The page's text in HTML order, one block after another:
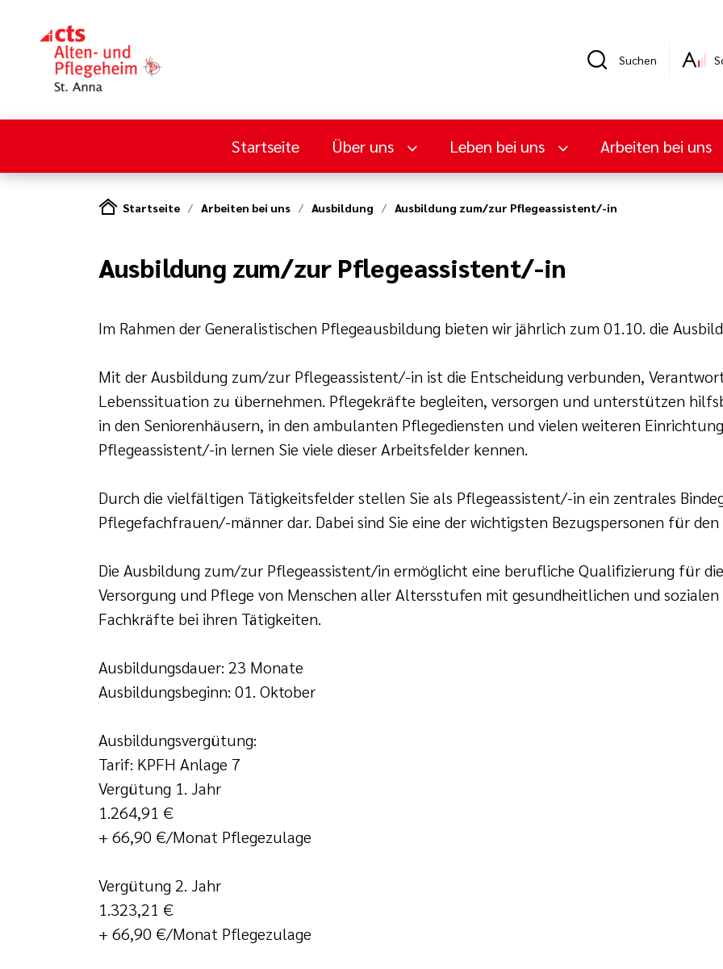
Suchen
Startseite Über uns Leben bei uns Arbeiten bei uns
Startseite Arbeiten bei uns Ausbildung Ausbildung zum/zur Pflegeassistent/-in
Ausbildung zum/zur Pflegeassistent/-in
Im Rahmen der Generalistischen Pflegeausbildung bieten wir jährlich zum 01.10. die
Mit der Ausbildung zum/zur Pflegeassistent/-in ist die Entscheidung verbunden,
Lebenssituation zu übernehmen. Pflegekräfte begleiten, versorgen und unterstützen
in den Seniorenhäusern, in den ambulanten Pflegediensten und vielen weiteren
Pflegeassistent/-in lernen Sie viele dieser Arbeitsfelder kennen.
Durch die vielfältigen Tätigkeitsfelder stellen Sie als Pflegeassistent/-in ein zentrales
Pflegefachfrauen/-männer dar. Dabei sind Sie eine der wichtigsten Bezugspersonen für
Die Ausbildung zum/zur Pflegeassistent/in ermöglicht eine berufliche Qualifizierung für
Versorgung und Pflege von Menschen aller Altersstufen mit gesundheitlichen und
Fachkräfte bei ihren Tätigkeiten.
Ausbildungsdauer: 23 Monate
Ausbildungsbeginn: 01. Oktober
Ausbildungsvergütung:
Tarif: KPFH Anlage 7
Vergütung 1. Jahr
1.264,91 €
+ 66,90 €/Monat Pflegezulage
Vergütung 2. Jahr
1.323,21 €
+ 66,90 €/Monat Pflegezulage